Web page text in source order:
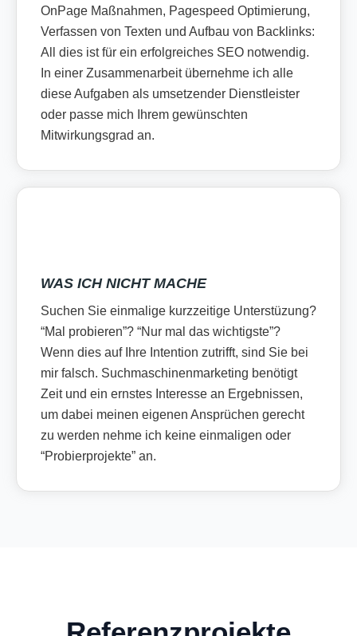
OnPage Maßnahmen, Pagespeed Optimierung,
Verfassen von Texten und Aufbau von Backlinks:
All dies ist für ein erfolgreiches SEO notwendig.
In einer Zusammenarbeit übernehme ich alle
diese Aufgaben als umsetzender Dienstleister
oder passe mich Ihrem gewünschten
Mitwirkungsgrad an.
WAS ICH NICHT MACHE
Suchen Sie einmalige kurzzeitige Unterstüzung?
“Mal probieren”? “Nur mal das wichtigste”?
Wenn dies auf Ihre Intention zutrifft, sind Sie bei
mir falsch. Suchmaschinenmarketing benötigt
Zeit und ein ernstes Interesse an Ergebnissen,
um dabei meinen eigenen Ansprüchen gerecht
zu werden nehme ich keine einmaligen oder
“Probierprojekte” an.